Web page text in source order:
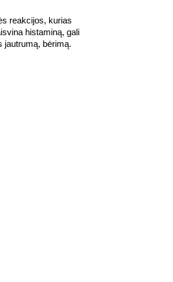
reakcijos, kurias
histaminą, gali
jautrumą, bėrimą.